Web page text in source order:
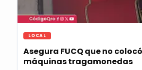
LOCAL
Asegura FUCQ que no
máquinas tragamonedas